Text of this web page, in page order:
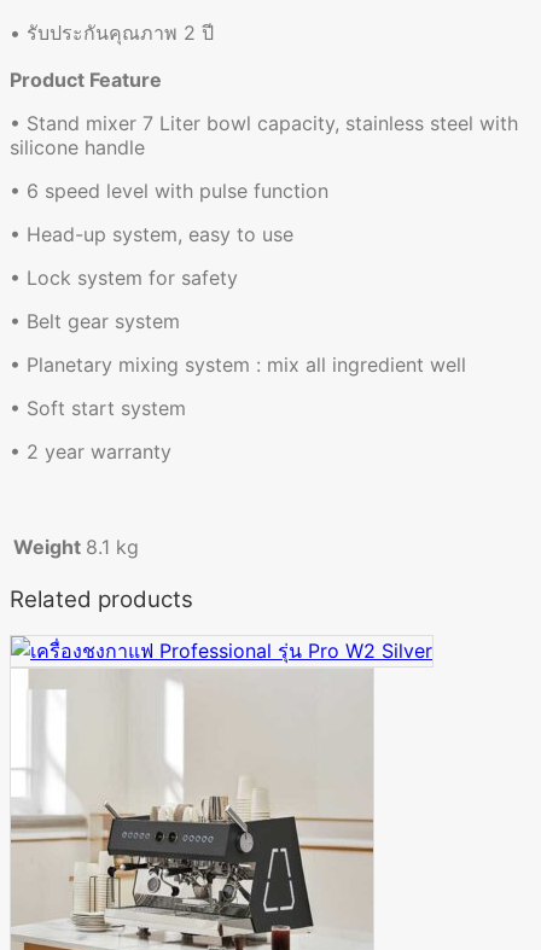
• รับประกันคุณภาพ 2 ปี
Product Feature
• Stand mixer 7 Liter bowl capacity, stainless steel with
silicone handle
• 6 speed level with pulse function
• Head-up system, easy to use
• Lock system for safety
• Belt gear system
• Planetary mixing system : mix all ingredient well
• Soft start system
• 2 year warranty
Weight 8.1 kg
Related products